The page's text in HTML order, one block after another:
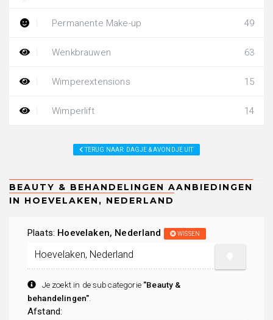
Permanente Make-up 49
Wenkbrauwen 63
Wimperextensions 15
Wimperlift 14
TERUG NAAR: DAGJE & AVONDJE UIT
Plaats: Hoevelaken, Nederland WISSEN
Je zoekt in de subcategorie "Beauty &
behandelingen"
Afstand: